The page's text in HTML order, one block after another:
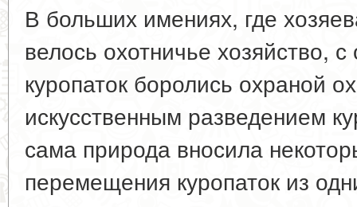
В больших имениях, где
велось охотничье хозяйство,
куропаток боролись охраной
искусственным разведением
сама природа вносила
перемещения куропаток из